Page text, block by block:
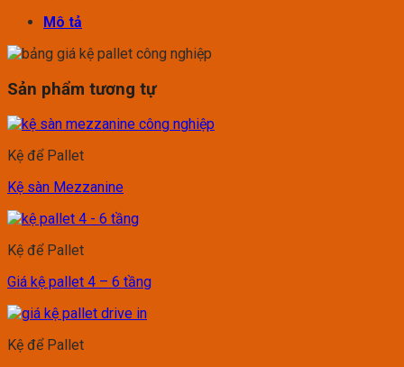
Mô tả
Sản phẩm tương tự
Kệ để Pallet
Kệ sàn Mezzanine
Kệ để Pallet
Giá kệ pallet 4 – 6 tầng
Kệ để Pallet